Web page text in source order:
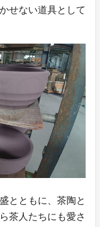
せない道具として
とともに、茶陶と
茶人たちにも愛さ